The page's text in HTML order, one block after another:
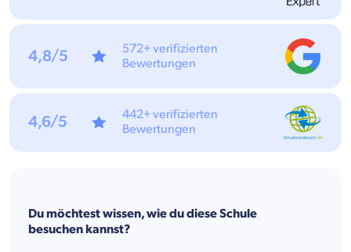
Du möchtest wissen, wie du diese Schule
besuchen kannst?
4,8/5
572+ verifizierten
Bewertungen
4,6/5
442+ verifizierten
Bewertungen